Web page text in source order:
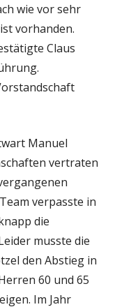
wie vor sehr
vorhanden.
Claus
Manuel
vertraten
verpasste in
die
musste die
den Abstieg in
60 und 65
Im Jahr